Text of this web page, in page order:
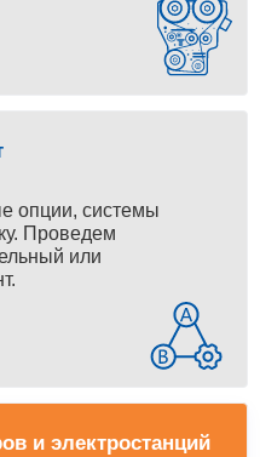
опции, системы
Проведем
или
и электростанций